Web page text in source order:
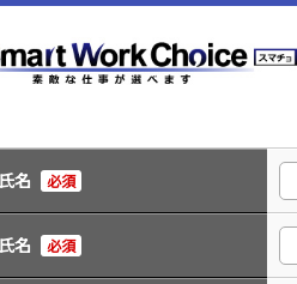
募フォーム
名 必須
名 必須